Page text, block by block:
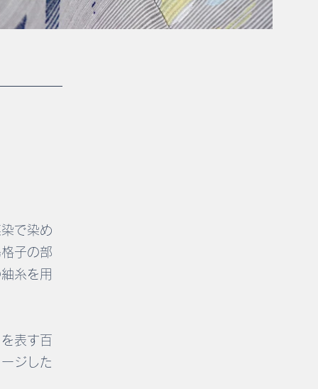
で染め
子の部
糸を用
表す百
ジした